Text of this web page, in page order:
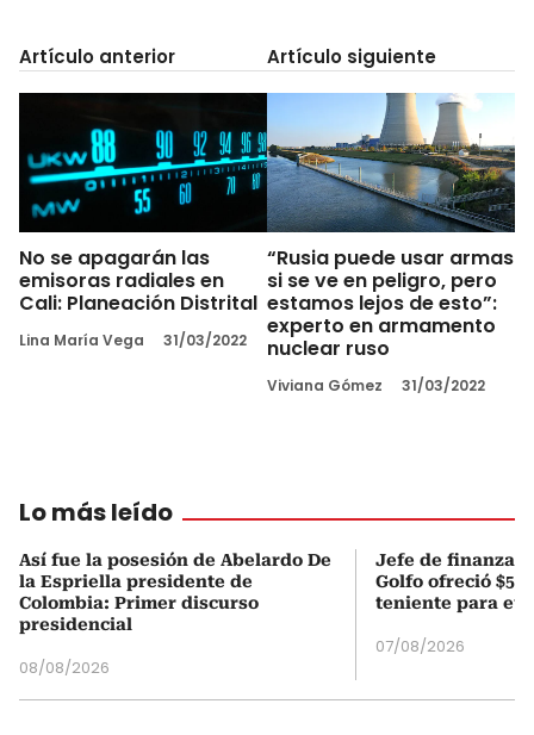
Artículo anterior
No se apagarán las
emisoras radiales en
Cali: Planeación Distrital
Lina María Vega 31/03/2022
Artículo siguiente
“Rusia puede usar armas
si se ve en peligro, pero
estamos lejos de esto”:
experto en armamento
nuclear ruso
Viviana Gómez 31/03/2022
Lo más leído
Así fue la posesión de Abelardo De
la Espriella presidente de
Colombia: Primer discurso
presidencial
08/08/2026
Jefe de finanzas
Golfo ofreció
teniente para
07/08/2026